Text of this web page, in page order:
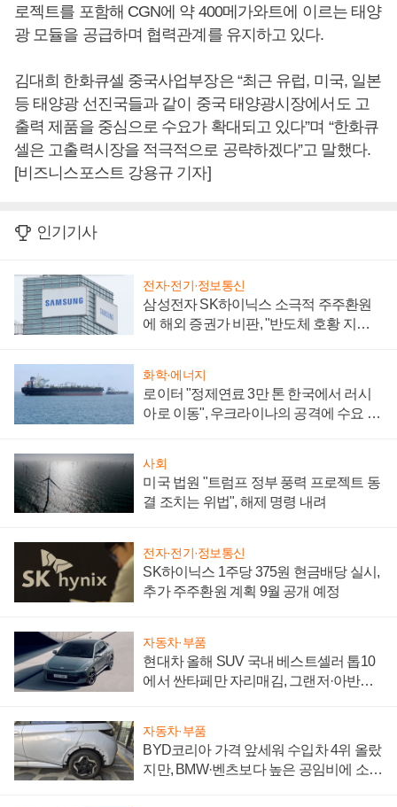
로젝트를 포함해 CGN에 약 400메가와트에 이르는 태양
광 모듈을 공급하며 협력관계를 유지하고 있다.
김대희 한화큐셀 중국사업부장은 “최근 유럽, 미국, 일본
등 태양광 선진국들과 같이 중국 태양광시장에서도 고
출력 제품을 중심으로 수요가 확대되고 있다”며 “한화큐
셀은 고출력시장을 적극적으로 공략하겠다”고 말했다.
[비즈니스포스트 강용규 기자]
인기기사
전자·전기·정보통신
삼성전자 SK하이닉스 소극적 주주환원
에 해외 증권가 비판, "반도체 호황 지속
화학·에너지
로이터 "정제연료 3만 톤 한국에서 러시
아로 이동", 우크라이나의 공격에 수요 늘
사회
미국 법원 "트럼프 정부 풍력 프로젝트 동
결 조치는 위법", 해제 명령 내려
전자·전기·정보통신
SK하이닉스 1주당 375원 현금배당 실시,
추가 주주환원 계획 9월 공개 예정
자동차·부품
현대차 올해 SUV 국내 베스트셀러 톱10
에서 싼타페만 자리매김, 그랜저·아반떼
자동차·부품
BYD코리아 가격 앞세워 수입차 4위 올랐
지만, BMW·벤츠보다 높은 공임비에 소비